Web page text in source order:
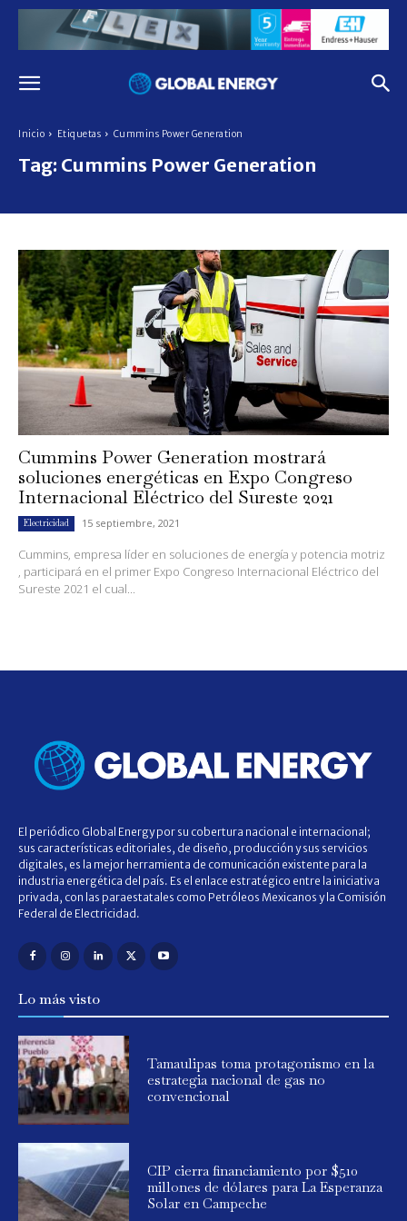
Inicio Etiquetas Cummins Power Generation
Tag: Cummins Power Generation
Cummins Power Generation mostrará
soluciones energéticas en Expo Congreso
Internacional Eléctrico del Sureste 2021
Electricidad 15 septiembre, 2021
Cummins, empresa líder en soluciones de energía y potencia motriz
, participará en el primer Expo Congreso Internacional Eléctrico del
Sureste 2021 el cual...
El periódico Global Energy por su cobertura nacional e internacional;
sus características editoriales, de diseño, producción y sus servicios
digitales, es la mejor herramienta de comunicación existente para la
industria energética del país. Es el enlace estratégico entre la iniciativa
privada, con las paraestatales como Petróleos Mexicanos y la Comisión
Federal de Electricidad.
Lo más visto
Tamaulipas toma protagonismo en la
estrategia nacional de gas no
convencional
CIP cierra financiamiento por $510
millones de dólares para La Esperanza
Solar en Campeche